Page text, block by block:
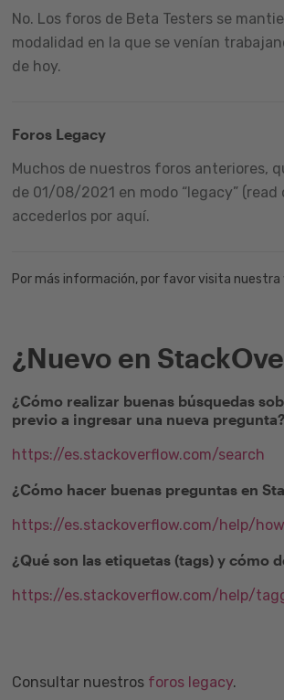
No. Los foros de Beta Testers se
modalidad en la que se venían
de hoy.
Foros Legacy
Muchos de nuestros foros anteriores,
de 01/08/2021 en modo “legacy” (read
accederlos por aquí.
Por más información, por favor visita nuestra
¿Nuevo en
¿Cómo realizar buenas búsquedas
previo a ingresar una nueva pregunta?
https://es.stackoverflow.com/search
¿Cómo hacer buenas preguntas en
https://es.stackoverflow.com/help/
¿Qué son las etiquetas (tags) y cómo
https://es.stackoverflow.com/help/
Consultar nuestros foros legacy.